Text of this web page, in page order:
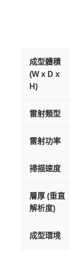
成型體積
(W x D x
H)
雷射類型
雷射功率
掃描速度
層厚 (垂直
解析度)
成型環境